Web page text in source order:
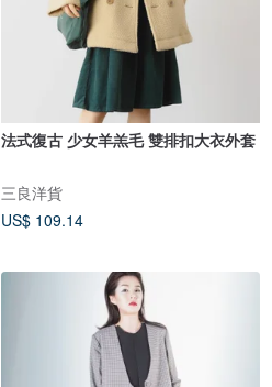
法式復古 少女羊羔毛 雙排扣大衣外套
三良洋貨
US$ 109.14